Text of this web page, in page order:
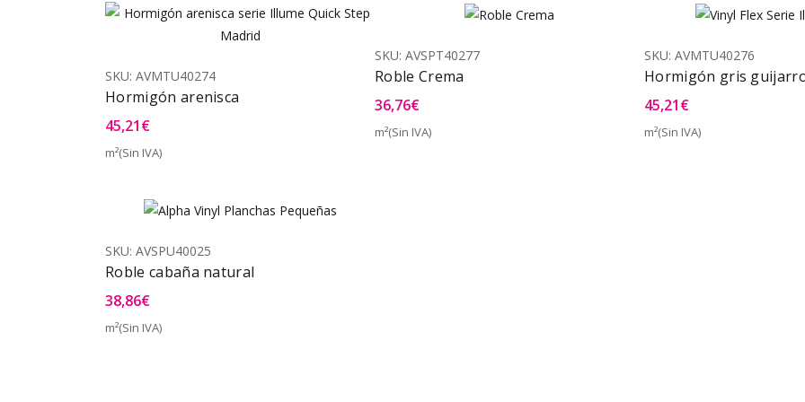
SKU: AVMTU40274
Hormigón arenisca
45,21€
m²(Sin IVA)
SKU: AVSPT40277
Roble Crema
36,76€
m²(Sin IVA)
SKU: AVMTU40276
Hormigón gris
45,21€
m²(Sin IVA)
SKU: AVSPU40025
Roble cabaña natural
38,86€
m²(Sin IVA)